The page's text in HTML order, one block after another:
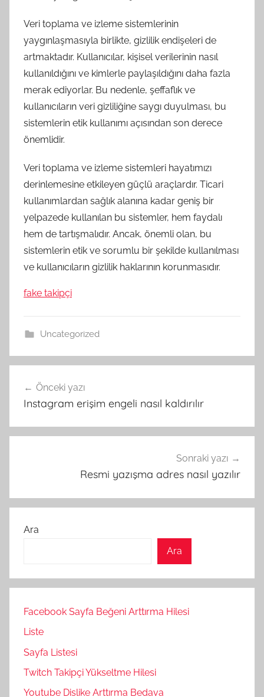
Veri toplama ve izleme sistemlerinin
yaygınlaşmasıyla birlikte, gizlilik endişeleri de
artmaktadır. Kullanıcılar, kişisel verilerinin nasıl
kullanıldığını ve kimlerle paylaşıldığını daha fazla
merak ediyorlar. Bu nedenle, şeffaflık ve
kullanıcıların veri gizliliğine saygı duyulması, bu
sistemlerin etik kullanımı açısından son derece
önemlidir.
Veri toplama ve izleme sistemleri hayatımızı
derinlemesine etkileyen güçlü araçlardır. Ticari
kullanımlardan sağlık alanına kadar geniş bir
yelpazede kullanılan bu sistemler, hem faydalı
hem de tartışmalıdır. Ancak, önemli olan, bu
sistemlerin etik ve sorumlu bir şekilde kullanılması
ve kullanıcıların gizlilik haklarının korunmasıdır.
fake takipçi
Uncategorized
gezinmesi
Önceki yazı
Instagram erişim engeli nasıl kaldırılır
Sonraki yazı
Resmi yazışma adres nasıl yazılır
Ara
Ara
Facebook Sayfa Beğeni Arttırma Hilesi
Liste
Sayfa Listesi
Twitch Takipçi Yükseltme Hilesi
Youtube Dislike Arttırma Bedava